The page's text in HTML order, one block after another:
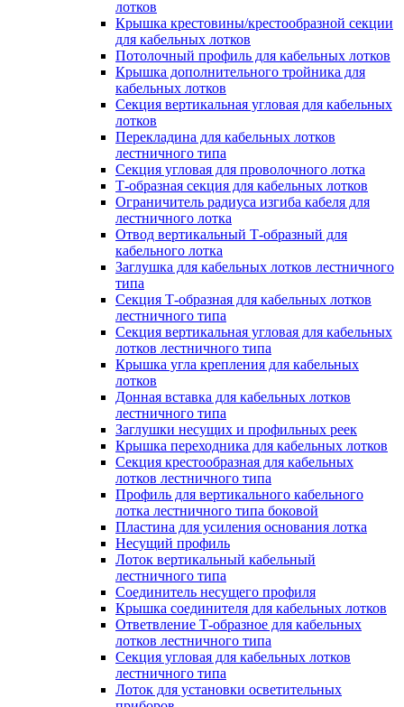
лотков
Крышка крестовины/крестообразной секции
для кабельных лотков
Потолочный профиль для кабельных лотков
Крышка дополнительного тройника для
кабельных лотков
Секция вертикальная угловая для кабельных
лотков
Перекладина для кабельных лотков
лестничного типа
Секция угловая для проволочного лотка
Т-образная секция для кабельных лотков
Ограничитель радиуса изгиба кабеля для
лестничного лотка
Отвод вертикальный Т-образный для
кабельного лотка
Заглушка для кабельных лотков лестничного
типа
Секция Т-образная для кабельных лотков
лестничного типа
Секция вертикальная угловая для кабельных
лотков лестничного типа
Крышка угла крепления для кабельных
лотков
Донная вставка для кабельных лотков
лестничного типа
Заглушки несущих и профильных реек
Крышка переходника для кабельных лотков
Секция крестообразная для кабельных
лотков лестничного типа
Профиль для вертикального кабельного
лотка лестничного типа боковой
Пластина для усиления основания лотка
Несущий профиль
Лоток вертикальный кабельный
лестничного типа
Соединитель несущего профиля
Крышка соединителя для кабельных лотков
Ответвление Т-образное для кабельных
лотков лестничного типа
Секция угловая для кабельных лотков
лестничного типа
Лоток для установки осветительных